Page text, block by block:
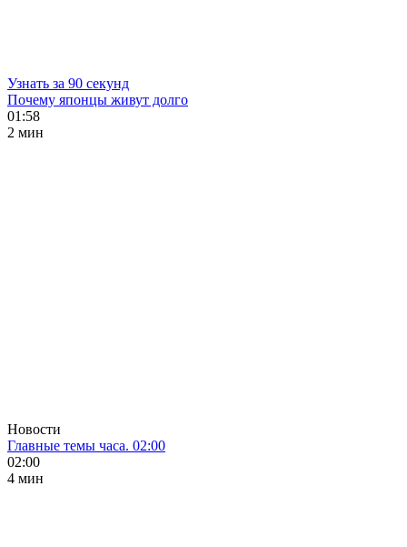
Узнать за 90 секунд
Почему японцы живут долго
01:58
2 мин
Новости
Главные темы часа. 02:00
02:00
4 мин